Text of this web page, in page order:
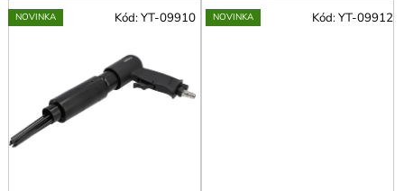
NOVINKA Kód:YT-09910 NOVINKA Kód:YT-09912